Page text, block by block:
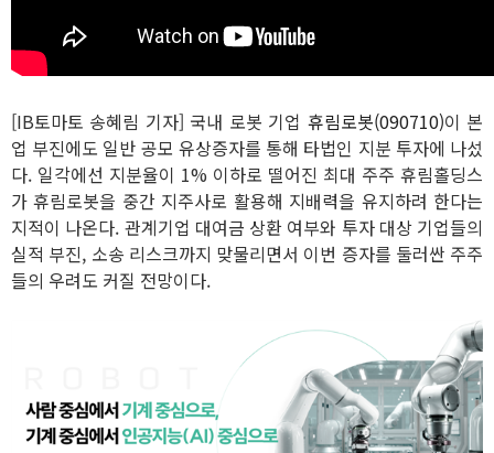
[IB토마토 송혜림 기자] 국내 로봇 기업 휴림로봇(090710)이 본
업 부진에도 일반 공모 유상증자를 통해 타법인 지분 투자에 나섰
다. 일각에선 지분율이 1% 이하로 떨어진 최대 주주 휴림홀딩스
가 휴림로봇을 중간 지주사로 활용해 지배력을 유지하려 한다는
지적이 나온다. 관계기업 대여금 상환 여부와 투자 대상 기업들의
실적 부진, 소송 리스크까지 맞물리면서 이번 증자를 둘러싼 주주
들의 우려도 커질 전망이다.